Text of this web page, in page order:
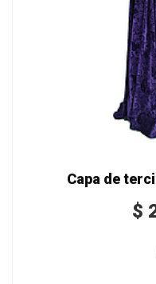
Capa de
$